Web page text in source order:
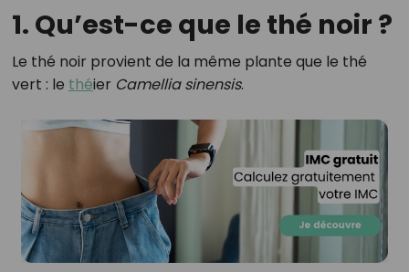
1. Qu’est-ce que le thé noir ?
Le thé noir provient de la même plante que le thé
vert : le théier Camellia sinensis.